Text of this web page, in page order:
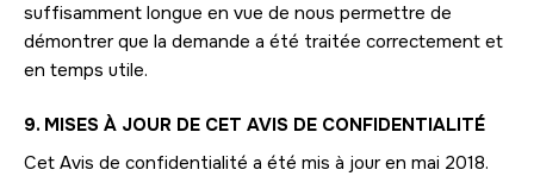
suffisamment longue en vue de nous permettre de
démontrer que la demande a été traitée correctement et
en temps utile.
9. MISES À JOUR DE CET AVIS DE CONFIDENTIALITÉ
Cet Avis de confidentialité a été mis à jour en mai 2018.